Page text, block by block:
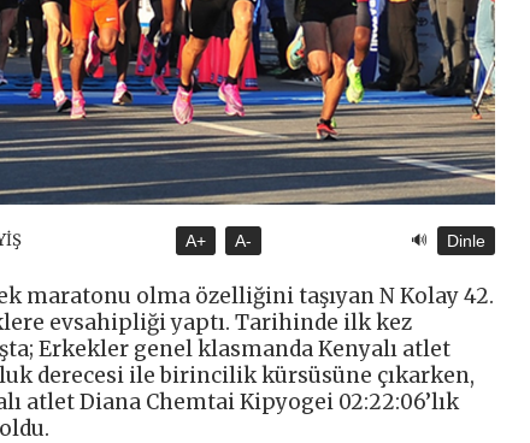
A+ A- 🔊 Dinle
maratonu olma özelliğini taşıyan N Kolay 42.
evsahipliği yaptı. Tarihinde ilk kez
Erkekler genel klasmanda Kenyalı atlet
derecesi ile birincilik kürsüsüne çıkarken,
atlet Diana Chemtai Kipyogei 02:22:06’lık